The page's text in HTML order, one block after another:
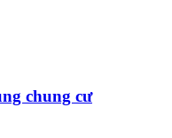
chung cư